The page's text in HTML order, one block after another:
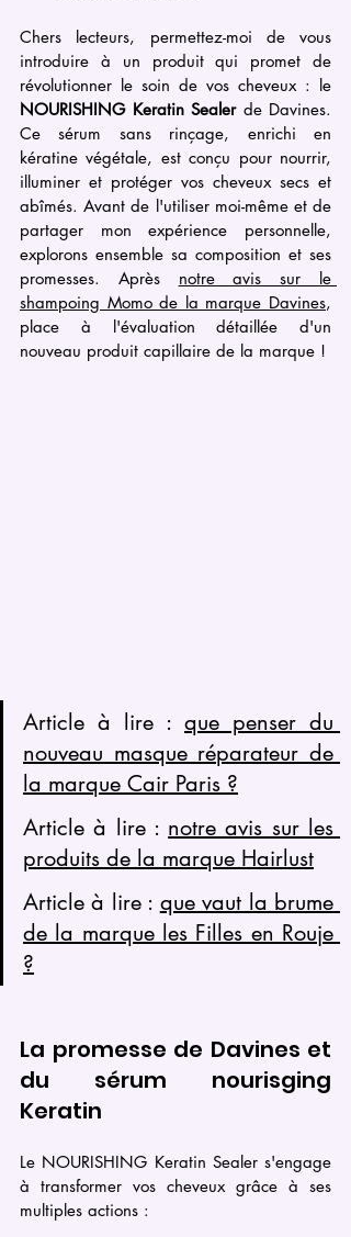
Chers lecteurs, permettez-moi de vous
introduire à un produit qui promet de
NOURISHING Keratin Sealer de Davines.
Ce sérum sans rinçage, enrichi en
kératine végétale, est conçu pour nourrir,
illuminer et protéger vos cheveux secs et
abîmés. Avant de l'utiliser moi-même et de
partager mon expérience personnelle,
explorons ensemble sa composition et ses
promesses. Après notre avis sur le
shampoing Momo de la marque Davines,
place à l'évaluation détaillée d'un
nouveau produit capillaire de la marque !
Article à lire : que penser du
nouveau masque réparateur de
la marque Cair Paris ?
Article à lire : notre avis sur les
produits de la marque Hairlust
Article à lire : que vaut la brume
de la marque les Filles en Rouje
?
La promesse de Davines et
du sérum nourisging
Keratin
Le NOURISHING Keratin Sealer s'engage
à transformer vos cheveux grâce à ses
multiples actions :